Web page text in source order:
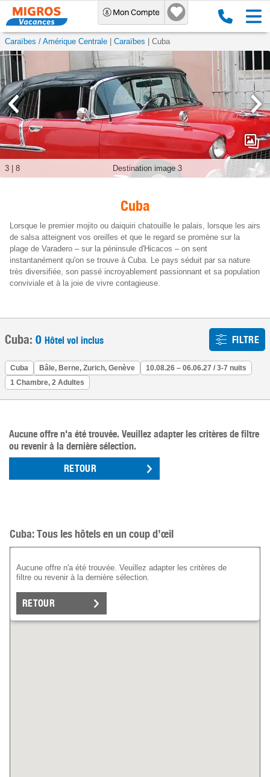
Caraïbes / Amérique Centrale Caraïbes Cuba
Destination image 3
3 8
Cuba
Lorsque le premier mojito ou daiquiri chatouille le palais, lorsque les airs
de salsa atteignent vos oreilles et que le regard se promène sur la
plage de Varadero – sur la péninsule d'Hicacos – on sent
instantanément qu'on se trouve à Cuba. Le pays séduit par sa nature
très diversifiée, son passé incroyablement passionnant et sa population
conviviale et à la joie de vivre contagieuse.
Cuba: 0 Hôtel vol inclus FILTRE
Cuba Bâle, Berne, Zurich, Genève
10.08.26 – 06.06.27 / 3-7 nuits
1 Chambre, 2 Adultes
Aucune offre n'a été trouvée. Veuillez adapter les critères de filtre
ou revenir à la dernière sélection.
RETOUR
Cuba: Tous les hôtels en un coup d’œil
Aucune offre n'a été trouvée. Veuillez adapter les critères de
filtre ou revenir à la dernière sélection.
RETOUR